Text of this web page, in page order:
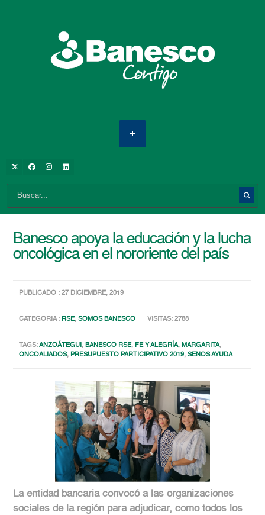
Banesco apoya la educación y la lucha
oncológica en el nororiente del país
PUBLICADO : 27 DICIEMBRE, 2019
CATEGORIA : RSE,SOMOS BANESCO VISITAS: 2788
TAGS:ANZOÁTEGUI,BANESCO RSE, FE Y ALEGRÍA,MARGARITA,
ONCOALIADOS, PRESUPUESTO PARTICIPATIVO 2019,SENOS AYUDA
La entidad bancaria convocó a las organizaciones
sociales de la región para adjudicar, como todos los